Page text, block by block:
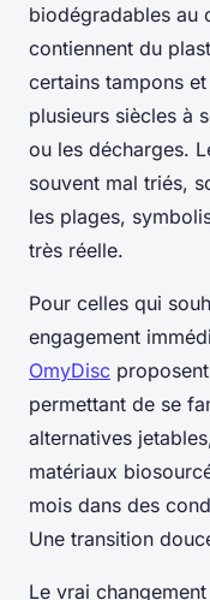
biodégradables au
contiennent du
certains tampons
plusieurs siècles à
ou les décharges.
souvent mal triés,
les plages,
très réelle.
Pour celles qui
engagement
OmyDisc
permettant de se
alternatives
matériaux
mois dans des
Une transition
Le vrai